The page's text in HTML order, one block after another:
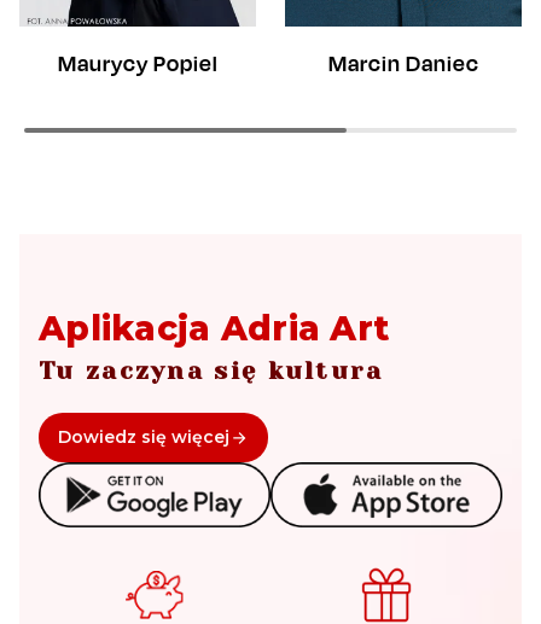
Maurycy Popiel Marcin Daniec
Aplikacja Adria Art
Tu zaczyna się kultura
Dowiedz się więcej